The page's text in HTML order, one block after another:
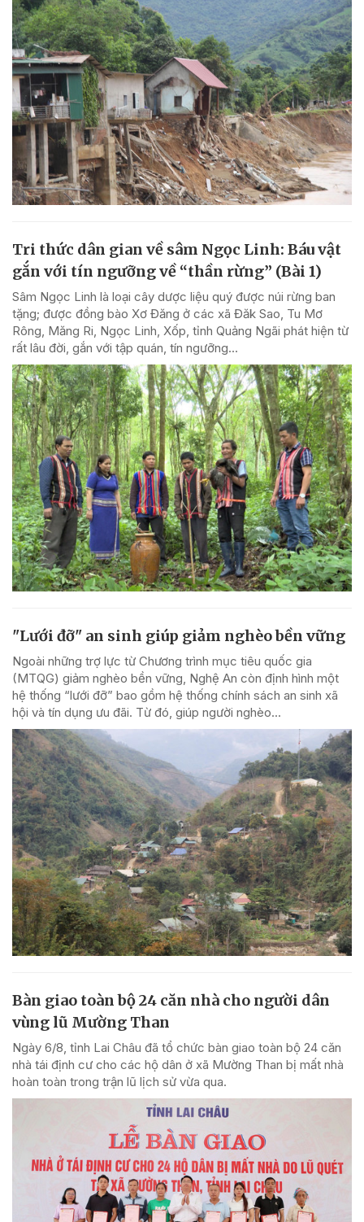
Tri thức dân gian về sâm Ngọc Linh: Báu vật
gắn với tín ngưỡng về “thần rừng” (Bài 1)
Sâm Ngọc Linh là loại cây dược liệu quý được núi rừng ban
tặng; được đồng bào Xơ Đăng ở các xã Đăk Sao, Tu Mơ
Rông, Măng Ri, Ngọc Linh, Xốp, tỉnh Quảng Ngãi phát hiện từ
rất lâu đời, gắn với tập quán, tín ngưỡng...
"Lưới đỡ" an sinh giúp giảm nghèo bền vững
Ngoài những trợ lực từ Chương trình mục tiêu quốc gia
(MTQG) giảm nghèo bền vững, Nghệ An còn định hình một
hệ thống “lưới đỡ” bao gồm hệ thống chính sách an sinh xã
hội và tín dụng ưu đãi. Từ đó, giúp người nghèo...
Bàn giao toàn bộ 24 căn nhà cho người dân
vùng lũ Mường Than
Ngày 6/8, tỉnh Lai Châu đã tổ chức bàn giao toàn bộ 24 căn
nhà tái định cư cho các hộ dân ở xã Mường Than bị mất nhà
hoàn toàn trong trận lũ lịch sử vừa qua.